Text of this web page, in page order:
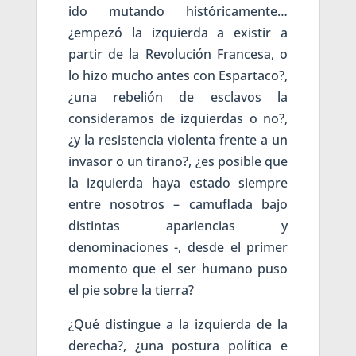
ido mutando históricamente…
¿empezó la izquierda a existir a
partir de la Revolución Francesa, o
lo hizo mucho antes con Espartaco?,
¿una rebelión de esclavos la
consideramos de izquierdas o no?,
¿y la resistencia violenta frente a un
invasor o un tirano?, ¿es posible que
la izquierda haya estado siempre
entre nosotros – camuflada bajo
distintas apariencias y
denominaciones -, desde el primer
momento que el ser humano puso
el pie sobre la tierra?
¿Qué distingue a la izquierda de la
derecha?, ¿una postura política e